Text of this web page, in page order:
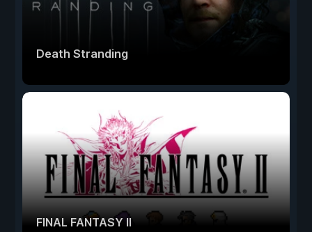
Death Stranding
FINAL FANTASY II